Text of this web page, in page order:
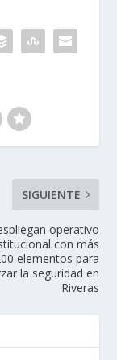
SIGUIENTE
operativo
con más
elementos para
la seguridad en
Riveras